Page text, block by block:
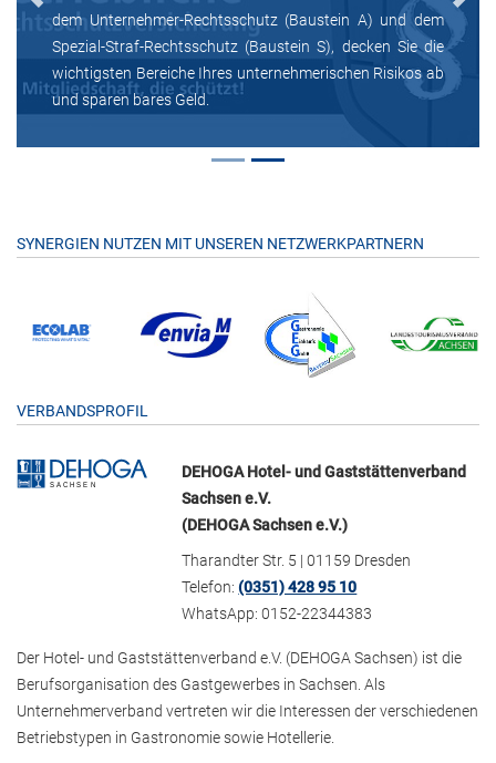
dem Unternehmer-Rechtsschutz (Baustein A) und dem
Spezial-Straf-Rechtsschutz (Baustein S), decken Sie die
wichtigsten Bereiche Ihres unternehmerischen Risikos ab
und sparen bares Geld.
Previous Next
SYNERGIEN NUTZEN MIT UNSEREN NETZWERKPARTNERN
VERBANDSPROFIL
DEHOGA Hotel- und Gaststättenverband
Sachsen e.V.
(DEHOGA Sachsen e.V.)
Tharandter Str. 5 | 01159 Dresden
Telefon:(0351) 428 95 10
WhatsApp: 0152-22344383
Der Hotel- und Gaststättenverband e.V. (DEHOGA Sachsen) ist die
Berufsorganisation des Gastgewerbes in Sachsen. Als
Unternehmerverband vertreten wir die Interessen der verschiedenen
Betriebstypen in Gastronomie sowie Hotellerie.